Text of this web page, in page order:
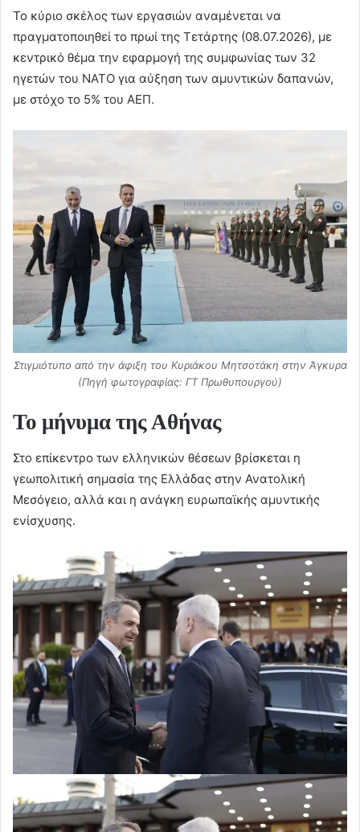
Το κύριο σκέλος των εργασιών αναμένεται να
πραγματοποιηθεί το πρωί της Τετάρτης (08.07.2026), με
κεντρικό θέμα την εφαρμογή της συμφωνίας των 32
ηγετών του ΝΑΤΟ για αύξηση των αμυντικών δαπανών,
με στόχο το 5% του ΑΕΠ.
Στιγμιότυπο από την άφιξη του Κυριάκου Μητσοτάκη στην Άγκυρα
(Πηγή φωτογραφίας: ΓΤ Πρωθυπουργού)
Το μήνυμα της Αθήνας
Στο επίκεντρο των ελληνικών θέσεων βρίσκεται η
γεωπολιτική σημασία της Ελλάδας στην Ανατολική
Μεσόγειο, αλλά και η ανάγκη ευρωπαϊκής αμυντικής
ενίσχυσης.